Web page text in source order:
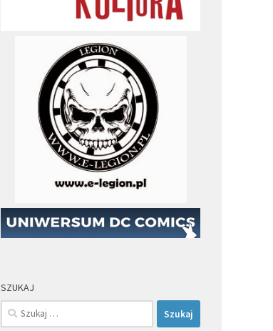
SZUKAJ
Szukaj: